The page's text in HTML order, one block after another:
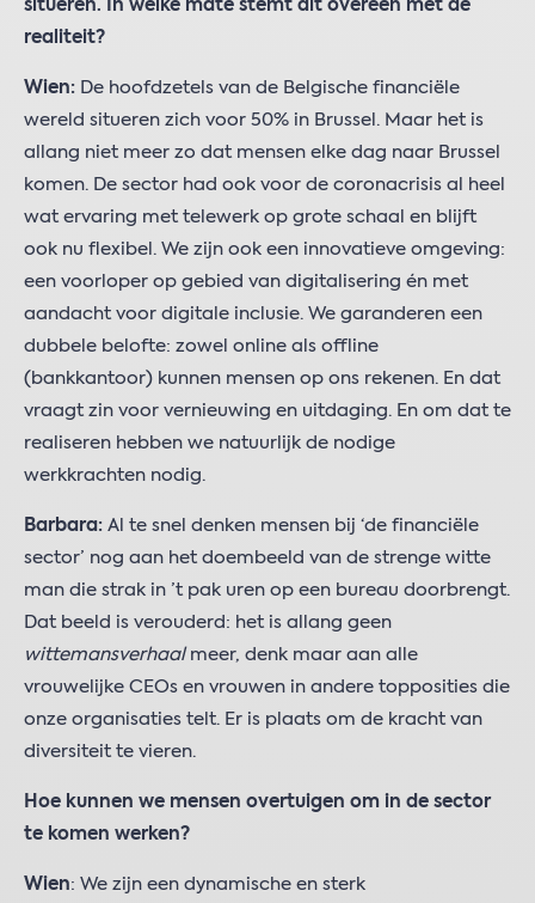
situeren. In welke mate stemt dit overeen met de
realiteit?
Wien: De hoofdzetels van de Belgische financiële
wereld situeren zich voor 50% in Brussel. Maar het is
allang niet meer zo dat mensen elke dag naar Brussel
komen. De sector had ook voor de coronacrisis al heel
wat ervaring met telewerk op grote schaal en blijft
ook nu flexibel. We zijn ook een innovatieve omgeving:
een voorloper op gebied van digitalisering én met
aandacht voor digitale inclusie. We garanderen een
dubbele belofte: zowel online als offline
(bankkantoor) kunnen mensen op ons rekenen. En dat
vraagt zin voor vernieuwing en uitdaging. En om dat te
realiseren hebben we natuurlijk de nodige
werkkrachten nodig.
Barbara: Al te snel denken mensen bij ‘de financiële
sector’ nog aan het doembeeld van de strenge witte
man die strak in ’t pak uren op een bureau doorbrengt.
Dat beeld is verouderd: het is allang geen
wittemansverhaal meer, denk maar aan alle
vrouwelijke CEOs en vrouwen in andere topposities die
onze organisaties telt. Er is plaats om de kracht van
diversiteit te vieren.
Hoe kunnen we mensen overtuigen om in de sector
te komen werken?
Wien: We zijn een dynamische en sterk